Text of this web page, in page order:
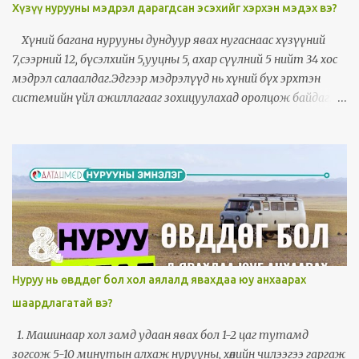
Хүзүү нурууны мэдрэл дарагдсан эсэхийг хэрхэн мэдэх вэ?
Хүний багана нурууны дундуур явах нугаснаас хүзүүний
7,сээрний 12, бүсэлхийн 5,ууцны 5, ахар сүүлний 5 нийт 34 хос
мэдрэл салаалдаг.Эдгээр мэдрэлүүд нь хүний бүх эрхтэн
системийн үйл ажиллагааг зохицуулахад оролцож байдаг.
урагш хажуу тийшээ гэх мэт хааш гулссанаас шалтгаалан
бусад шинж тэмдэг болон өвдөлт мөн илэрдэг. Хүзүүний 1-2
үений хооронд мэдрэл дарагдахад нүдний төвд өөрчлөлт орж
улмаар хараа муудах, толгой дагз орчмоороо өвдөх,чих
шуугих ,эрүүний углуурга өвдөх зэрэг шинж илэрдэг. Хүзүү
хааш мурийсан эргэснээсээ шалтгаалан бусад олон янзын
шинж илэрдэг. Хүзүүний 3-4 үеийн хоорондох мэдрэл
дарагдахад шилэн хүзүү хөших,дагзаар халах зовиур байнга
илэрнэ, Хүзүүгээ эргүүлэх хөдөлгөөн хийх үед өвдөлт нэмэгдэх нь их.
Хүзүүгээрээ бөхийх гэдийх хөдөлгөөн хийхэд өвдөлт нэмэгдэнэ.
Нуруу нь өвддөг бол хол аялалд явахдаа юу анхаарах
шаардлагатай вэ?
1. Машинаар хол замд удаан явах бол 1-2 цаг тутамд
зогсож 5-10 минутын алхаж нурууны, хөлийн чилээгээ гаргаж